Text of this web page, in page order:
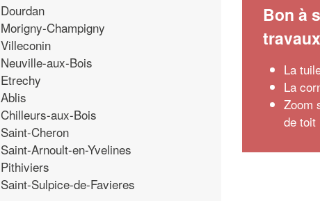
Dourdan
Morigny-Champigny
Villeconin
Neuville-aux-Bois
Etrechy
Ablis
Chilleurs-aux-Bois
Saint-Cheron
Saint-Arnoult-en-Yvelines
Pithiviers
Saint-Sulpice-de-Favieres
Bon à
travaux
La
La
Zoom
de toit